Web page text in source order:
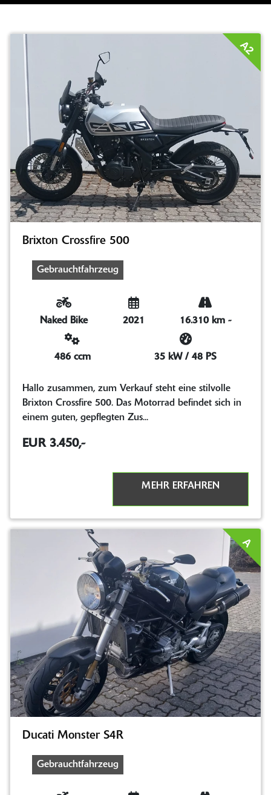
Brixton Crossfire 500
Gebrauchtfahrzeug
Naked Bike 2021 16.310 km -
486 ccm 35 kW / 48 PS
Hallo zusammen, zum Verkauf steht eine stilvolle
Brixton Crossfire 500. Das Motorrad befindet sich in
einem guten, gepflegten Zus...
EUR 3.450,-
MEHR ERFAHREN
A2
Ducati Monster S4R
Gebrauchtfahrzeug
A